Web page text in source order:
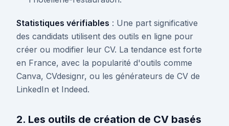
Statistiques vérifiables : Une part significative
des candidats utilisent des outils en ligne pour
créer ou modifier leur CV. La tendance est forte
en France, avec la popularité d'outils comme
Canva, CVdesignr, ou les générateurs de CV de
LinkedIn et Indeed.
2. Les outils de création de CV basés